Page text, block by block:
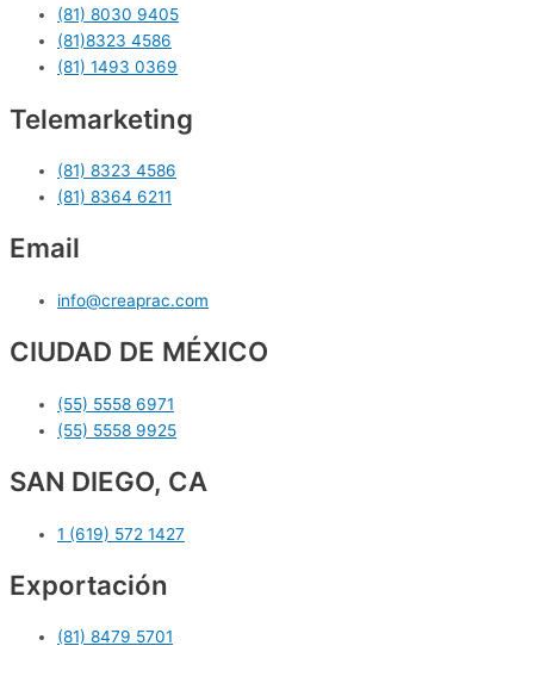
(81) 8030 9405
(81)8323 4586
(81) 1493 0369
Telemarketing
(81) 8323 4586
(81) 8364 6211
Email
info@creaprac.com
CIUDAD DE MÉXICO
(55) 5558 6971
(55) 5558 9925
SAN DIEGO, CA
1 (619) 572 1427
Exportación
(81) 8479 5701